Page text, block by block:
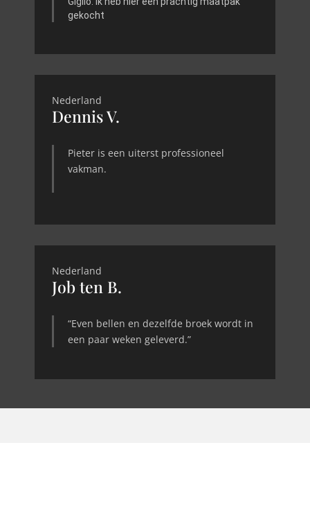
gekocht
Nederland
Dennis V.
Pieter is een uiterst professioneel
vakman.
Nederland
Job ten B.
“Even bellen en dezelfde broek wordt in
een paar weken geleverd.”